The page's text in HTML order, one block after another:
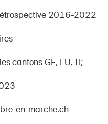
2016-2022
cantons GE, LU, TI;
en-marche.ch